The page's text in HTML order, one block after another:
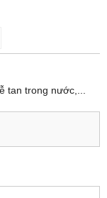
tan trong nước,...